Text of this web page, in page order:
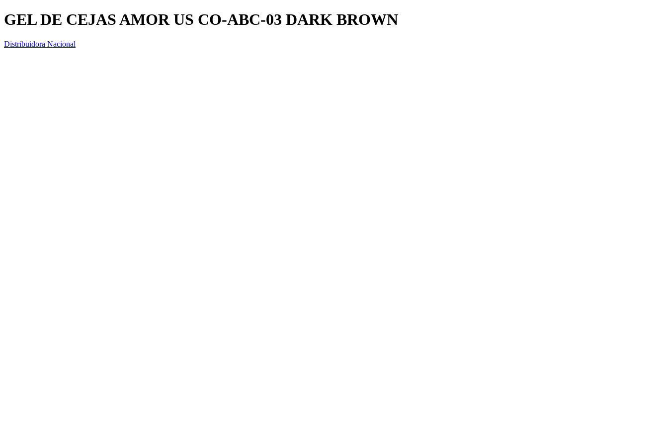
GEL DE CEJAS AMOR US CO-ABC-03 DARK BROWN
Distribuidora Nacional